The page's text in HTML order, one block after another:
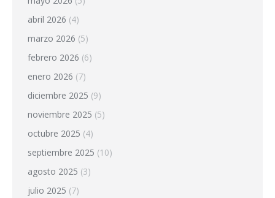
abril 2026 (4)
marzo 2026 (5)
febrero 2026 (6)
enero 2026 (7)
diciembre 2025 (9)
noviembre 2025 (5)
octubre 2025 (4)
septiembre 2025 (10)
agosto 2025 (3)
julio 2025 (7)